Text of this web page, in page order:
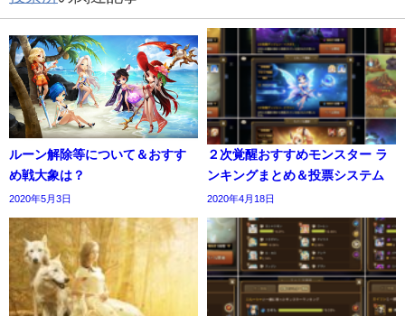
ルーン解除等について＆おすす
め戦大象は？
2020年5月3日
２次覚醒おすすめモンスター ラ
ンキングまとめ＆投票システム
2020年4月18日